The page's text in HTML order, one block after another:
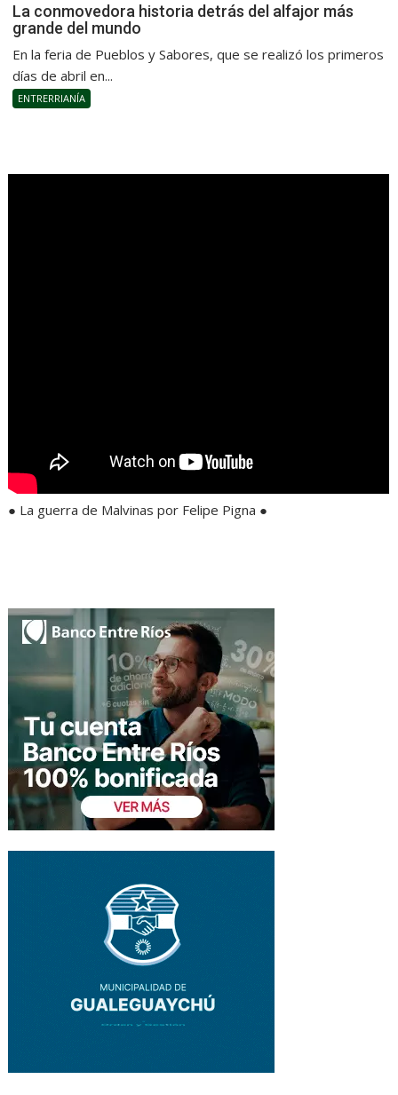
La conmovedora historia detrás del alfajor más
grande del mundo
En la feria de Pueblos y Sabores, que se realizó los primeros
días de abril en...
ENTRERRIANÍA
● La guerra de Malvinas por Felipe Pigna ●